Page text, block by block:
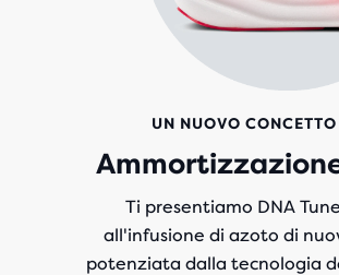
UN NUOVO
Ti presentiamo DNA
all'infusione di azoto di
potenziata dalla tecnologia